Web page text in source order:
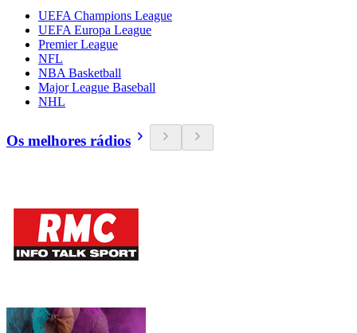
UEFA Champions League
UEFA Europa League
Premier League
NFL
NBA Basketball
Major League Baseball
NHL
Os melhores rádios